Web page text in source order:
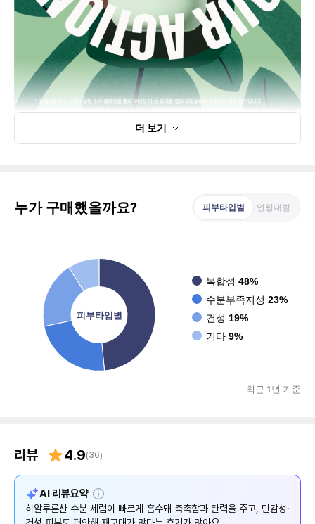
더 보기
누가 구매했을까요? 피부타입별 연령대별
피부타입별
복합성 48%
수분부족지성 23%
건성 19%
기타 9%
최근 1년 기준
리뷰 4.9(36)
AI 리뷰요약 설
명
히알루론산 수분 세럼이 빠르게 흡수돼 촉촉함과 탄력을 주고, 민감성·